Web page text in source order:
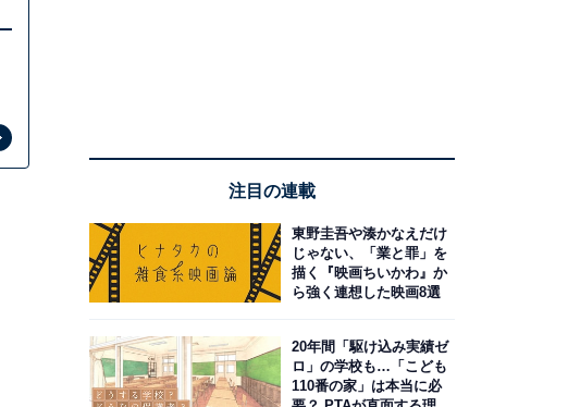
注目の連載
東野圭吾や湊かなえだけ
じゃない、「業と罪」を
描く『映画ちいかわ』か
ら強く連想した映画8選
20年間「駆け込み実績ゼ
ロ」の学校も…「こども
110番の家」は本当に必